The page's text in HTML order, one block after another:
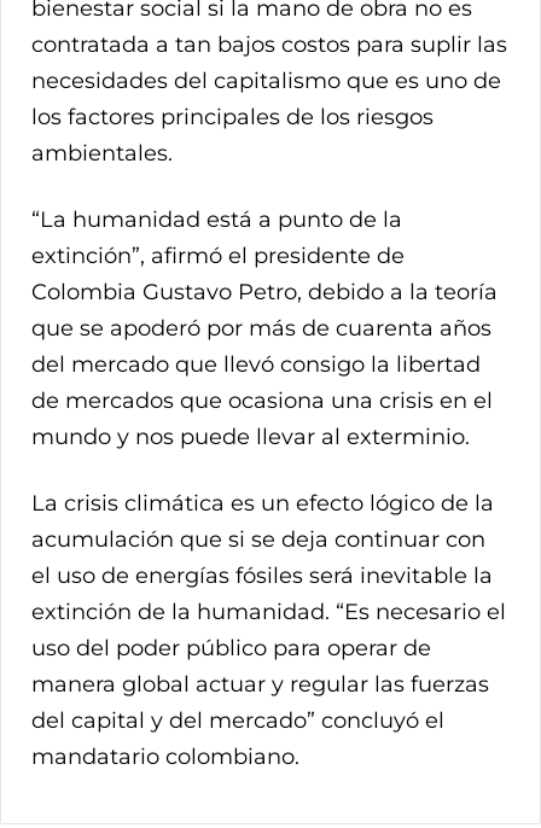
bienestar social si la mano de obra no es
contratada a tan bajos costos para suplir las
necesidades del capitalismo que es uno de
los factores principales de los riesgos
ambientales.
“La humanidad está a punto de la
extinción”, afirmó el presidente de
Colombia Gustavo Petro, debido a la teoría
que se apoderó por más de cuarenta años
del mercado que llevó consigo la libertad
de mercados que ocasiona una crisis en el
mundo y nos puede llevar al exterminio.
La crisis climática es un efecto lógico de la
acumulación que si se deja continuar con
el uso de energías fósiles será inevitable la
extinción de la humanidad. “Es necesario el
uso del poder público para operar de
manera global actuar y regular las fuerzas
del capital y del mercado” concluyó el
mandatario colombiano.